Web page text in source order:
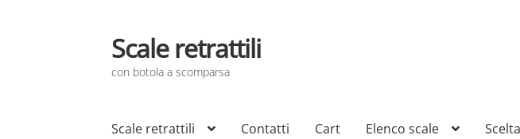
Vai
alla
navigazione
Vai
al
contenuto
Scale retrattili
con botola a scomparsa
Scale retrattili Contatti Cart Elenco scale